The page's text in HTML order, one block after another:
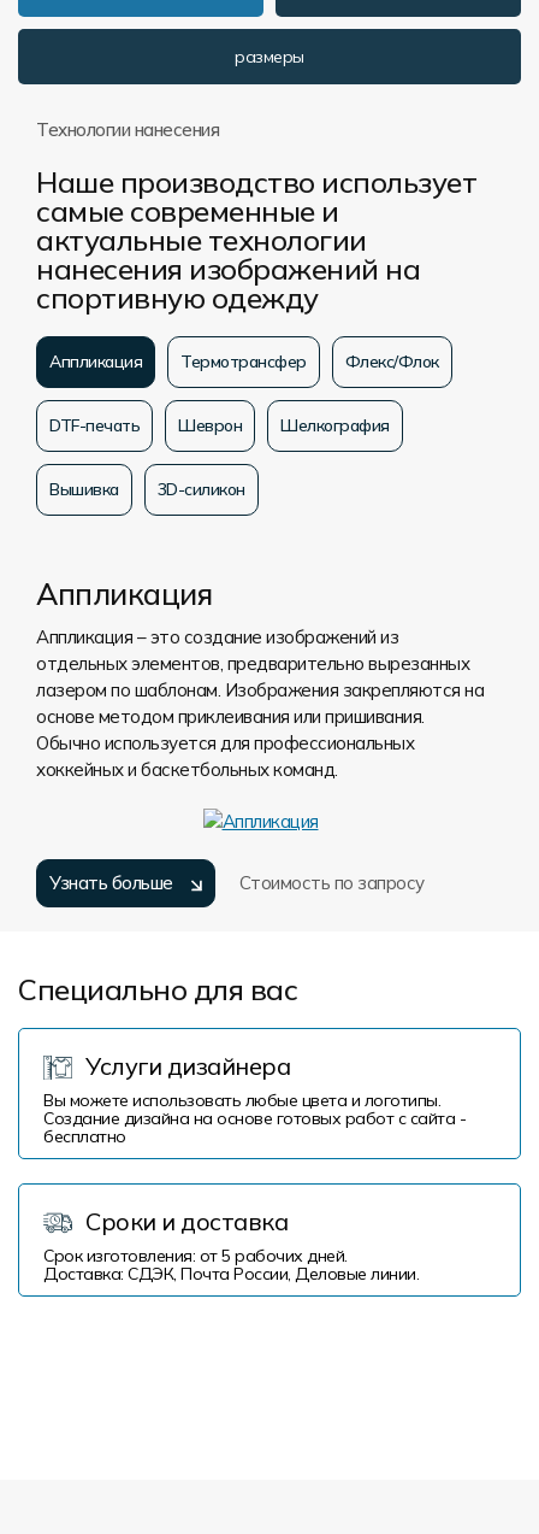
размеры
Технологии нанесения
Наше производство использует
самые современные и
актуальные технологии
нанесения изображений на
спортивную одежду
Аппликация Термотрансфер Флекс/Флок
DTF-печать Шеврон Шелкография
Вышивка 3D-силикон
Аппликация
Аппликация – это создание изображений из
отдельных элементов, предварительно вырезанных
лазером по шаблонам. Изображения закрепляются на
основе методом приклеивания или пришивания.
Обычно используется для профессиональных
хоккейных и баскетбольных команд.
Узнать больше Стоимость по запросу
Специально для вас
Услуги дизайнера
Вы можете использовать любые цвета и логотипы.
Создание дизайна на основе готовых работ с сайта -
бесплатно
Сроки и доставка
Срок изготовления: от 5 рабочих дней.
Доставка: СДЭК, Почта России, Деловые линии.
Форма в наличии
Статьи
Система скидок и наценок
Пользовательское соглашение